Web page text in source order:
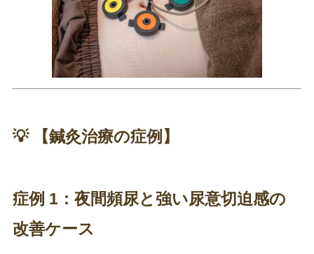
💡 【鍼灸治療の症例】
症例 1： 夜間頻尿と強い尿意切迫感の
改善ケース